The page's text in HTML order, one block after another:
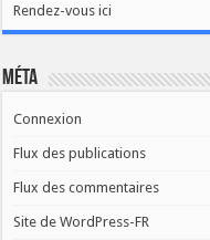
Rendez-vous ici
Méta
Connexion
Flux des publications
Flux des commentaires
Site de WordPress-FR